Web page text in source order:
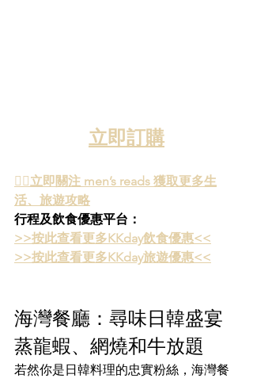
立即訂購
👉🏻立即關注 men’s reads 獲取更多生
活、旅遊攻略
行程及飲食優惠平台：
>>按此查看更多KKday飲食優惠<<
>>按此查看更多KKday旅遊優惠<<
海灣餐廳：尋味日韓盛宴
蒸龍蝦、網燒和牛放題
若然你是日韓料理的忠實粉絲，海灣餐